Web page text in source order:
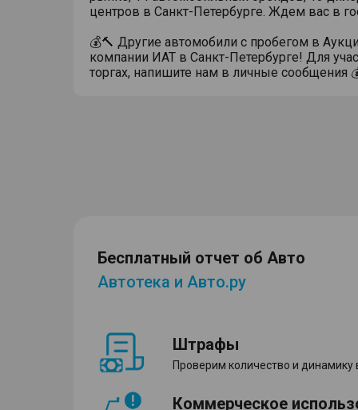
центров в Санкт-Петербурге. Ждем вас в
💰🔨 Другие автомобили с пробегом в
компании ИАТ в Санкт-Петербурге! Для
торгах, напишите нам в личные сообщения
Бесплатный отчет об Авто
Автотека и Авто.ру
Штрафы
Проверим количество и динамику
Коммерческое